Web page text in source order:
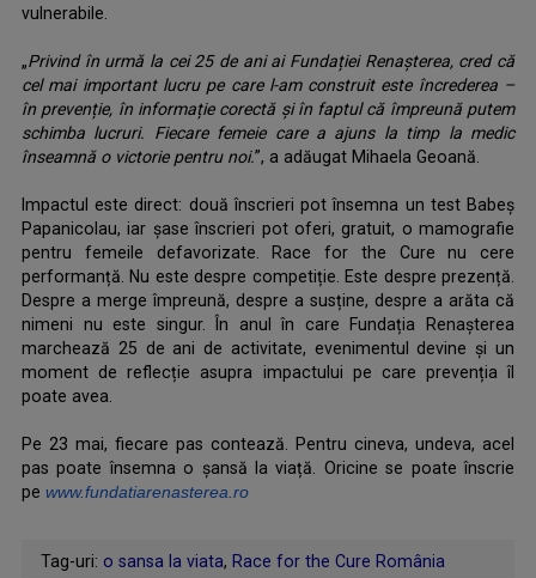
vulnerabile.
„Privind în urmă la cei 25 de ani ai Fundației Renașterea, cred că
cel mai important lucru pe care l-am construit este încrederea –
în prevenție, în informație corectă și în faptul că împreună putem
schimba lucruri. Fiecare femeie care a ajuns la timp la medic
înseamnă o victorie pentru noi.”, a adăugat Mihaela Geoană.
Impactul este direct: două înscrieri pot însemna un test Babeș
Papanicolau, iar șase înscrieri pot oferi, gratuit, o mamografie
pentru femeile defavorizate. Race for the Cure nu cere
performanță. Nu este despre competiție. Este despre prezență.
Despre a merge împreună, despre a susține, despre a arăta că
nimeni nu este singur. În anul în care Fundația Renașterea
marchează 25 de ani de activitate, evenimentul devine și un
moment de reflecție asupra impactului pe care prevenția îl
poate avea.
Pe 23 mai, fiecare pas contează. Pentru cineva, undeva, acel
pas poate însemna o șansă la viață. Oricine se poate înscrie
pe www.fundatiarenasterea.ro
Tag-uri: o sansa la viata, Race for the Cure România